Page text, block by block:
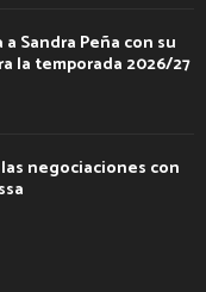
Sandra Peña con su
la temporada 2026/27
negociaciones con